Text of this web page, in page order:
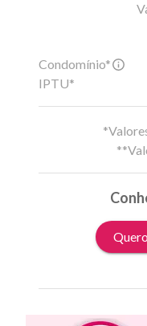
Condomínio*
IPTU*